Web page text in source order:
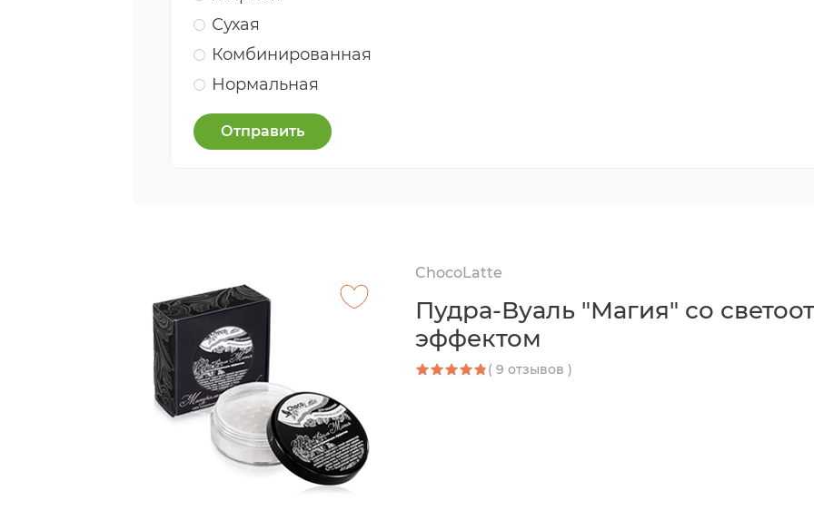
Сухая
Комбинированная
Нормальная
Отправить
ChocoLatte
Пудра-Вуаль "Магия" со
эффектом
( 9 отзывов )